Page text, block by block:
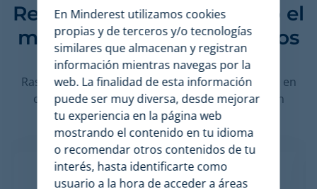
Retailers y marcas de todo el
mundo monitorizan precios
con nosotros
Rastreador de precios y stock de la competencia en
cualquier país, idioma o moneda, con una gran
cobertura y precisión de datos.
En Minderest utilizamos cookies
propias y de terceros y/o tecnologías
similares que almacenan y registran
información mientras navegas por la
web. La finalidad de esta información
puede ser muy diversa, desde mejorar
tu experiencia en la página web
mostrando el contenido en tu idioma
o recomendar otros contenidos de tu
interés, hasta identificarte como
usuario a la hora de acceder a áreas